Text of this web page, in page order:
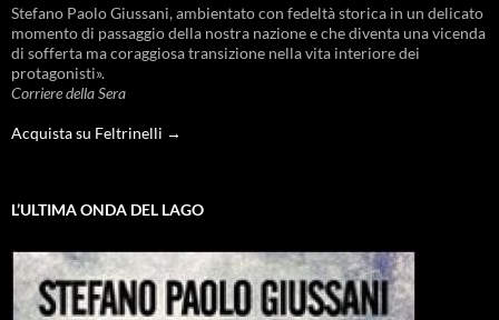
Stefano Paolo Giussani, ambientato con fedeltà storica in un delicato
momento di passaggio della nostra nazione e che diventa una vicenda
di sofferta ma coraggiosa transizione nella vita interiore dei
protagonisti».
Corriere della Sera
Acquista su Feltrinelli →
L’ULTIMA ONDA DEL LAGO